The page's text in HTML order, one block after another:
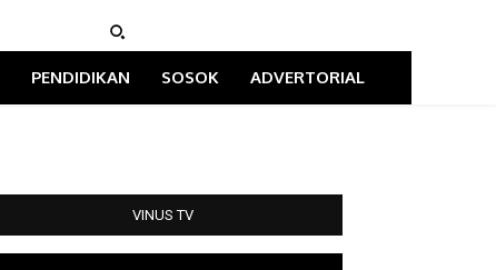
PENDIDIKAN SOSOK ADVERTORIAL
VINUS TV